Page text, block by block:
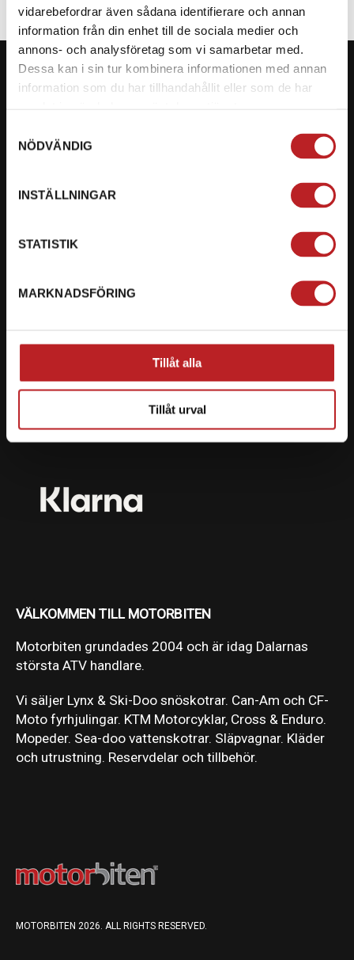
vidarebefordrar även sådana identifierare och annan
information från din enhet till de sociala medier och
annons- och analysföretag som vi samarbetar med.
Dessa kan i sin tur kombinera informationen med annan
information som du har tillhandahållit eller som de har
NÖDVÄNDIG
INSTÄLLNINGAR
STATISTIK
MARKNADSFÖRING
Tillåt alla
Tillåt urval
Org. nummer: 5566689278
Ryckepungsvägen 3, 79177 Falun
Vi erbjuder flera olika betalsätt. Dina köp är alltid
skyddade med krypteringsteknik.
VÄLKOMMEN TILL MOTORBITEN
Motorbiten grundades 2004 och är idag Dalarnas
största ATV handlare.
Vi säljer Lynx & Ski-Doo snöskotrar. Can-Am och CF-
Moto fyrhjulingar. KTM Motorcyklar, Cross & Enduro.
Mopeder. Sea-doo vattenskotrar. Släpvagnar. Kläder
och utrustning. Reservdelar och tillbehör.
MOTORBITEN 2026. ALL RIGHTS RESERVED.